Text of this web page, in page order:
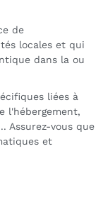
de
locales et qui
dans la ou
liées à
l'hébergement,
Assurez-vous que
et